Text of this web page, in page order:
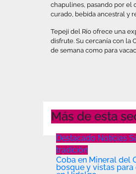
chapulines, pasando por el
curado, bebida ancestral y
Tepeji del Río ofrece una
disfrute. Su cercanía con la
de semana como para
Más de esta
Destacado Noticias
tradición
Coba en Mineral del
bosque y vistas para